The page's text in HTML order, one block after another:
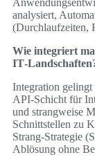
analysiert,
(Durchlaufzeiten,
Wie integriert
Integration
API‑Schicht für
und strangweise
Schnittstellen zu
Strang‑Strategie
Ablösung ohne